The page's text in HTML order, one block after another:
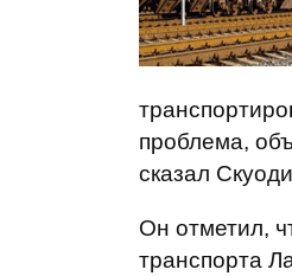
проблема,
сказал
Он отметил,
транспорта